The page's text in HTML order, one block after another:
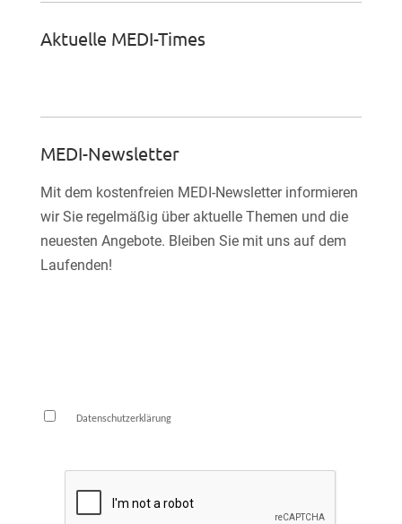
Aktuelle MEDI-Times
MEDI-Newsletter
Mit dem kostenfreien MEDI-Newsletter informieren
wir Sie regelmäßig über aktuelle Themen und die
neuesten Angebote. Bleiben Sie mit uns auf dem
Laufenden!
Datenschutzerklärunghabe ich zur Kenntnis genommen und